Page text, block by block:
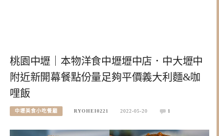
桃園中壢｜本物洋食中壢壢中店．中大壢中
附近新開幕餐點份量足夠平價義大利麵&咖
哩飯
中壢美食小吃餐廳 RYOHEI0221 2022-05-20 1